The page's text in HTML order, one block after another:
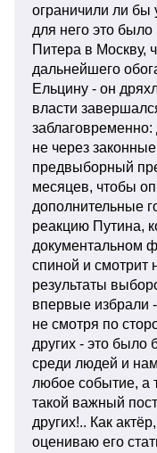
ограничили ли бы
для него это было
Питера в Москву,
дальнейшего
Ельцину - он
власти
не через
предвыборный
месяцев, чтобы
дополнительные
реакцию Путина,
документальном
спиной и смотрит
результаты
впервые избрали
не смотря по
других - это было
среди людей и
любое событие, а
такой важный
других!.. Как
оцениваю его